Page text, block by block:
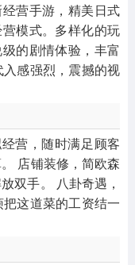
营手游，精美日式
模式。多样化的玩
的剧情体验，丰富
感强烈，震撼的视
营，随时满足顾客
店铺装修，简欧森
双手。 八卦奇遇，
这道菜的工资结一